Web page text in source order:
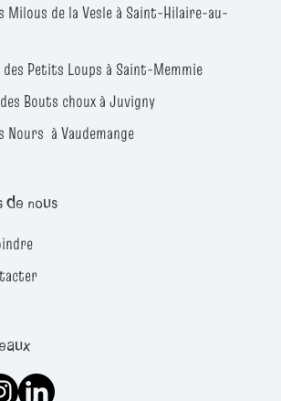
Milous de la Vesle à Saint-Hilaire-au-
Petits Loups à Saint-Memmie
Bouts choux à Juvigny
Nours à Vaudemange
de nous